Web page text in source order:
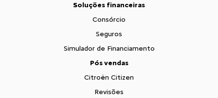
Soluções financeiras
Consórcio
Seguros
Simulador de Financiamento
Pós vendas
Citroën Citizen
Revisões